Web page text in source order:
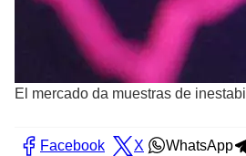
El mercado da muestras de
Facebook X WhatsApp